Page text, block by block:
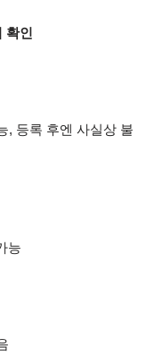
확인
, 등록 후엔 사실상 불
능